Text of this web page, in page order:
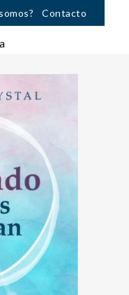
Contacto